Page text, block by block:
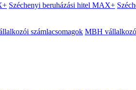
Széchenyi beruházási hitel MAX+
számlacsomagok MBH